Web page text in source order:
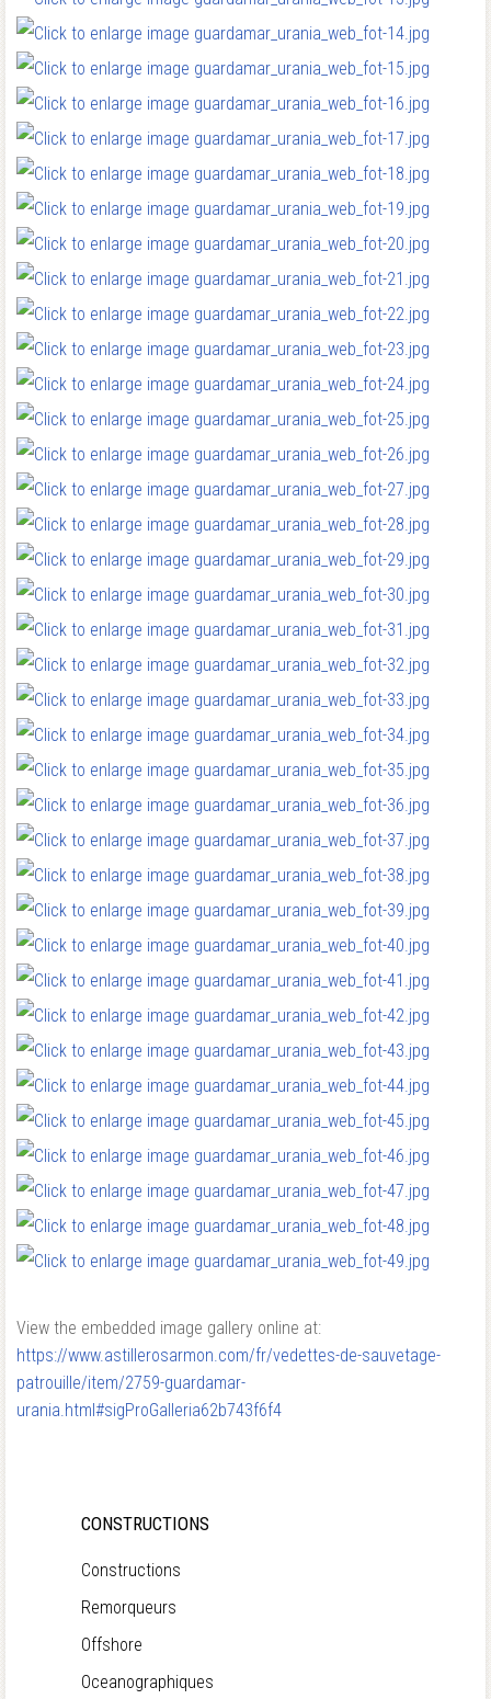
View the embedded image gallery online at:
https://www.astillerosarmon.com/fr/vedettes-de-sauvetage-
patrouille/item/2759-guardamar-
urania.html#sigProGalleria62b743f6f4
CONSTRUCTIONS
Constructions
Remorqueurs
Offshore
Oceanographiques